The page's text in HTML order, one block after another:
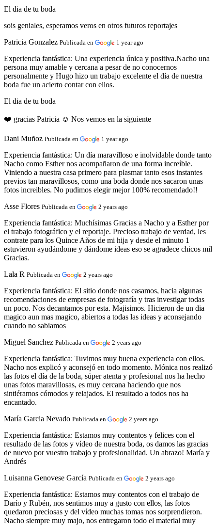
El dia de tu boda
sois geniales, esperamos veros en otros futuros reportajes
Patricia Gonzalez Publicada en 1 year ago
Experiencia fantástica: Una experiencia única y positiva.Nacho una
persona muy amable y cercana a pesar de no conocernos
personalmente y Hugo hizo un trabajo excelente el día de nuestra
boda fue un acierto contar con ellos.
El dia de tu boda
❤️ gracias Patricia ☺️ Nos vemos en la siguiente
Dani Muñoz Publicada en 1 year ago
Experiencia fantástica: Un día maravilloso e inolvidable donde tanto
Nacho como Esther nos acompañaron de una forma increíble.
Viniendo a nuestra casa primero para plasmar tanto esos instantes
previos tan maravillosos, como una boda donde nos sacaron unas
fotos increibles. No pudimos elegir mejor 100% recomendado!!
Asse Flores Publicada en 2 years ago
Experiencia fantástica: Muchísimas Gracias a Nacho y a Esther por
el trabajo fotográfico y el reportaje. Precioso trabajo de verdad, les
contrate para los Quince Años de mi hija y desde el minuto 1
estuvieron ayudándome y dándome ideas eso se agradece chicos mil
Gracias.
Lala R Publicada en 2 years ago
Experiencia fantástica: El sitio donde nos casamos, hacia algunas
recomendaciones de empresas de fotografía y tras investigar todas
un poco. Nos decantamos por esta. Majisimos. Hicieron de un dia
magico aun mas magico, abiertos a todas las ideas y aconsejando
cuando no sabiamos
Miguel Sanchez Publicada en 2 years ago
Experiencia fantástica: Tuvimos muy buena experiencia con ellos.
Nacho nos explicó y aconsejó en todo momento. Mónica nos realizó
las fotos el día de la boda, súper atenta y profesional nos ha hecho
unas fotos maravillosas, es muy cercana haciendo que nos
sintiéramos cómodos y relajados. El resultado a todos nos ha
encantado.
María Garcia Nevado Publicada en 2 years ago
Experiencia fantástica: Estamos muy contentos y felices con el
resultado de las fotos y vídeo de nuestra boda, os damos las gracias
de nuevo por vuestro trabajo y profesionalidad. Un abrazo! María y
Andrés
Luisanna Genovese García Publicada en 2 years ago
Experiencia fantástica: Estamos muy contentos con el trabajo de
Darío y Rubén, nos sentimos muy a gusto con ellos, las fotos
quedaron preciosas y del vídeo muchas tomas nos sorprendieron.
Nacho siempre muy majo, nos entregaron todo el material muy